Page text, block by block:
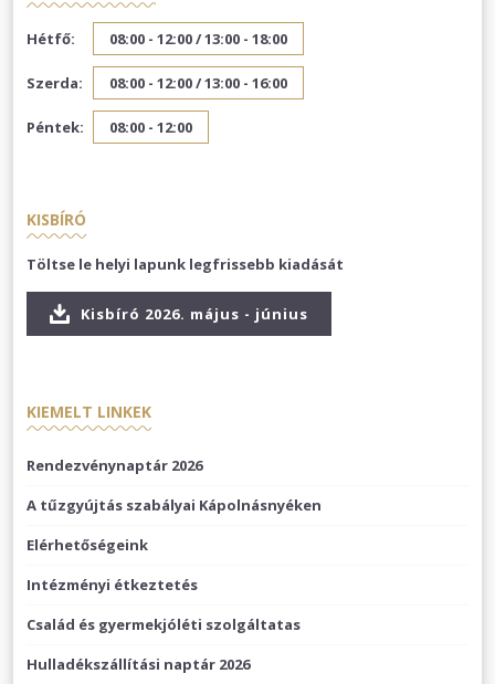
Hétfő: 08:00 - 12:00 /13:00 - 18:00
Szerda: 08:00 - 12:00 /13:00 - 16:00
Péntek: 08:00 - 12:00
KISBÍRÓ
Töltse le helyi lapunk legfrissebb kiadását
Kisbíró 2026. május - június
KIEMELT LINKEK
Rendezvénynaptár 2026
A tűzgyújtás szabályai Kápolnásnyéken
Elérhetőségeink
Intézményi étkeztetés
Család és gyermekjóléti szolgáltatas
Hulladékszállítási naptár 2026